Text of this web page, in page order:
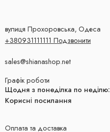
вулиця Прохоровська, Одеса
+380931111111 Подзвонити
sales@shianashop.net
Графік роботи
Щодня з понеділка по неділю:
Корисні посилання
Оплата та доставка